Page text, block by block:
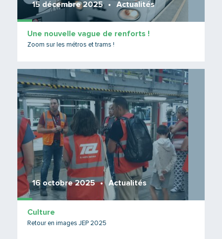
15 décembre 2025 Actualités
Une nouvelle vague de renforts !
Zoom sur les métros et trams !
16 octobre 2025 Actualités
Culture
Retour en images JEP 2025